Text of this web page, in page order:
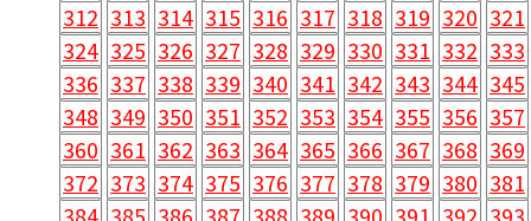
312 313 314 315 316 317 318 319 320 321
324 325 326 327 328 329 330 331 332 333
336 337 338 339 340 341 342 343 344 345
348 349 350 351 352 353 354 355 356 357
360 361 362 363 364 365 366 367 368 369
372 373 374 375 376 377 378 379 380 381